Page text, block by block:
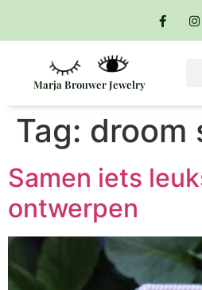
Marja Brouwer Jewelry
Tag: droom
Samen iets
ontwerpen